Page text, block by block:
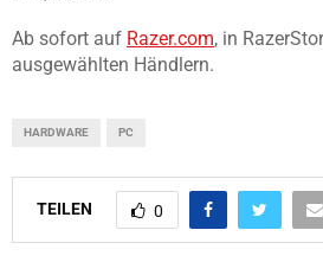
Ab sofort auf Razer.com, in
ausgewählten Händlern.
HARDWARE PC
TEILEN 0